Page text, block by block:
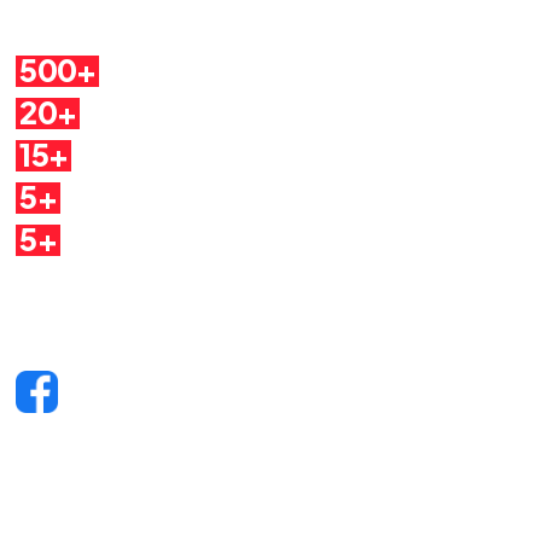
500+
20+
15+
5+
5+